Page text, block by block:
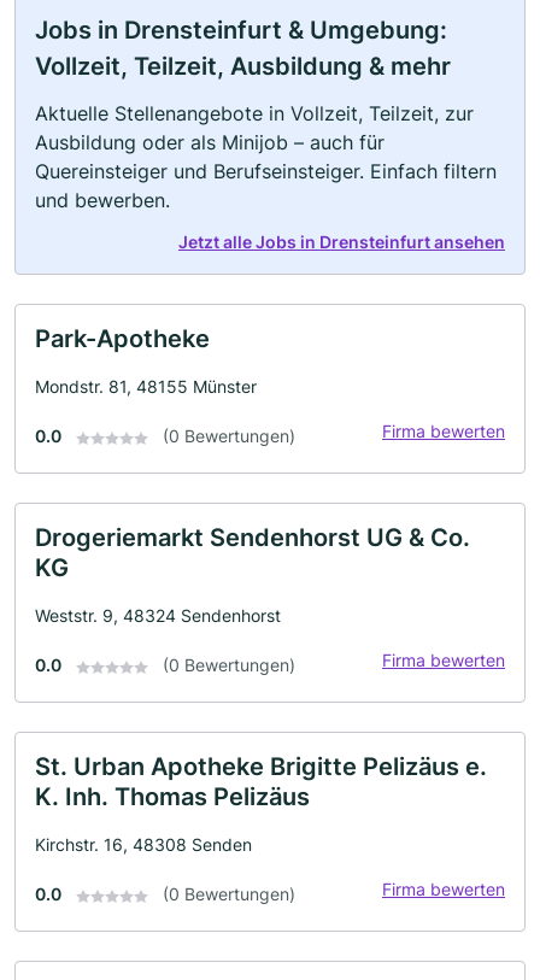
Jobs in Drensteinfurt & Umgebung:
Vollzeit, Teilzeit, Ausbildung & mehr
Aktuelle Stellenangebote in Vollzeit, Teilzeit, zur
Ausbildung oder als Minijob – auch für
Quereinsteiger und Berufseinsteiger. Einfach filtern
und bewerben.
Jetzt alle Jobs in Drensteinfurt ansehen
Park-Apotheke
Mondstr. 81, 48155 Münster
0.0 (0 Bewertungen) Firma bewerten
Drogeriemarkt Sendenhorst UG & Co.
KG
Weststr. 9, 48324 Sendenhorst
0.0 (0 Bewertungen) Firma bewerten
St. Urban Apotheke Brigitte Pelizäus e.
K. Inh. Thomas Pelizäus
Kirchstr. 16, 48308 Senden
0.0 (0 Bewertungen) Firma bewerten